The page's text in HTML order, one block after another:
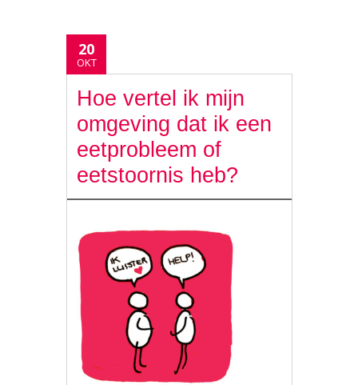
20
OKT
Hoe vertel ik mijn
omgeving dat ik een
eetprobleem of
eetstoornis heb?